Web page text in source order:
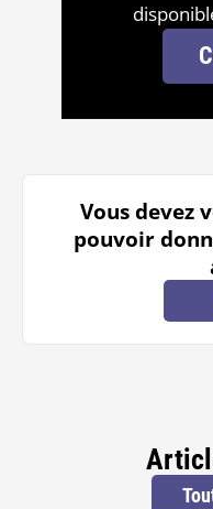
Vous devez
pouvoir